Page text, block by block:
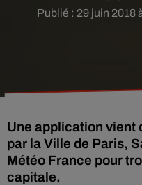
Publié : 29 juin 2018
Une application vient
par la Ville de Paris,
Météo France pour
capitale.